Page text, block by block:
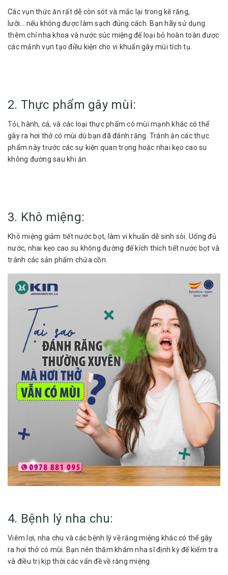
Các vụn thức ăn rất dễ còn sót và mắc lại trong kẽ răng,
lưỡi….nếu không được làm sạch đúng cách. Bạn hãy sử dụng
thêm chỉ nha khoa và nước súc miệng để loại bỏ hoàn toàn được
các mảnh vụn tạo điều kiện cho vi khuẩn gây mùi tích tụ.
2. Thực phẩm gây mùi:
Tỏi, hành, cá, và các loại thực phẩm có mùi mạnh khác có thể
gây ra hơi thở có mùi dù bạn đã đánh răng. Tránh ăn các thực
phẩm này trước các sự kiện quan trọng hoặc nhai kẹo cao su
không đường sau khi ăn.
3. Khô miệng:
Khô miệng giảm tiết nước bọt, làm vi khuẩn dễ sinh sôi. Uống đủ
nước, nhai kẹo cao su không đường để kích thích tiết nước bọt và
tránh các sản phẩm chứa cồn.
4. Bệnh lý nha chu:
Viêm lợi, nha chu và các bệnh lý về răng miệng khác có thể gây
ra hơi thở có mùi. Bạn nên thăm khám nha sĩ định kỳ để kiểm tra
và điều trị kịp thời các vấn đề về răng miệng.